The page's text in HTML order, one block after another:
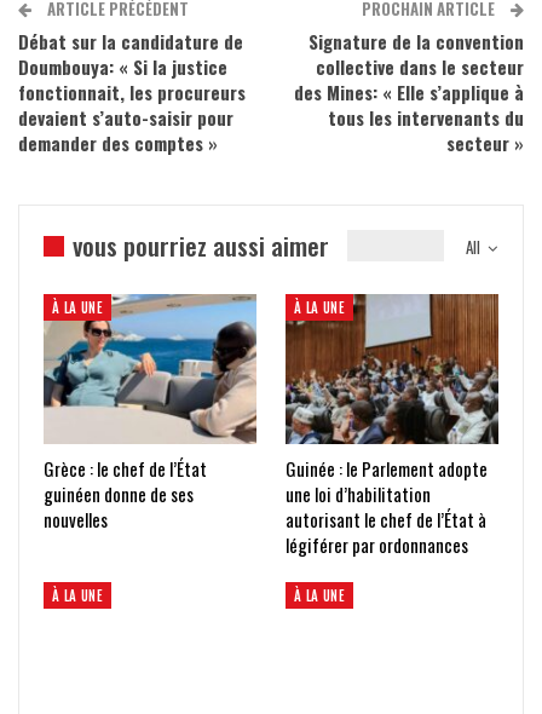
ARTICLE PRÉCÉDENT
Débat sur la candidature de
Doumbouya: « Si la justice
fonctionnait, les procureurs
devaient s’auto-saisir pour
demander des comptes »
PROCHAIN ARTICLE
Signature de la convention
collective dans le secteur
des Mines: « Elle s’applique à
tous les intervenants du
secteur »
All
vous pourriez aussi aimer
À LA UNE
Grèce : le chef de l’État
guinéen donne de ses
nouvelles
À LA UNE
Guinée : le Parlement adopte
une loi d’habilitation
autorisant le chef de l’État à
légiférer par ordonnances
À LA UNE À LA UNE